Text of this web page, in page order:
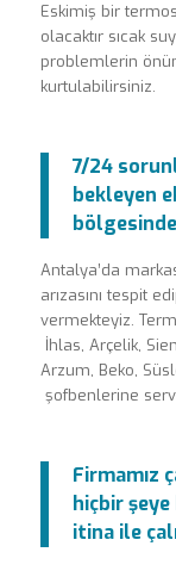
Eskimiş bir
olacaktır sıcak
problemlerin
kurtulabilirsiniz.
7/24
bekleyen
Antalya’da
arızasını tespit
vermekteyiz.
İhlas, Arçelik,
Arzum, Beko,
şofbenlerine
Firmamız
hiçbir
itina ile